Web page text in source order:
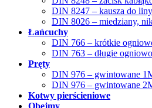
DIN 8247 – kausza do liny
DIN 8026 – miedziany,
Łańcuchy
DIN 766 – krótkie
DIN 763 – długie ogniowo
Pręty
DIN 976 – gwintowane
DIN 976 – gwintowane
Kotwy pierścieniowe
Obejmy